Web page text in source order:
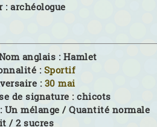
:archéologue
anglais : Hamlet
: Sportif
:30 mai
de signature :chicots
Un mélange / Quantité normale
/ 2 sucres